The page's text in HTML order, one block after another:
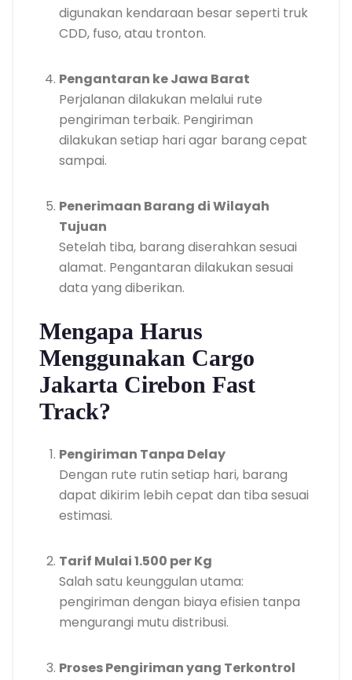
digunakan kendaraan besar seperti truk
CDD, fuso, atau tronton.
Pengantaran ke Jawa Barat
Perjalanan dilakukan melalui rute
pengiriman terbaik. Pengiriman
dilakukan setiap hari agar barang cepat
sampai.
Penerimaan Barang di Wilayah
Tujuan
Setelah tiba, barang diserahkan sesuai
alamat. Pengantaran dilakukan sesuai
data yang diberikan.
Mengapa Harus
Menggunakan Cargo
Jakarta Cirebon Fast
Track?
Pengiriman Tanpa Delay
Dengan rute rutin setiap hari, barang
dapat dikirim lebih cepat dan tiba sesuai
estimasi.
Tarif Mulai 1.500 per Kg
Salah satu keunggulan utama:
pengiriman dengan biaya efisien tanpa
mengurangi mutu distribusi.
Proses Pengiriman yang Terkontrol